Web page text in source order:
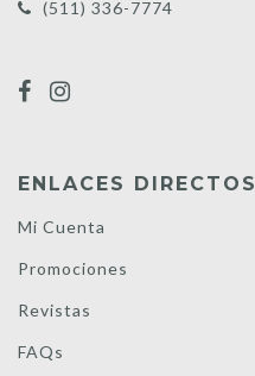
(511) 336-7774
ENLACES DIRECTOS
Mi Cuenta
Promociones
Revistas
FAQs